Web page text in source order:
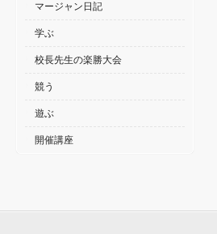
マージャン日記
学ぶ
校長先生の楽勝大会
競う
遊ぶ
開催講座